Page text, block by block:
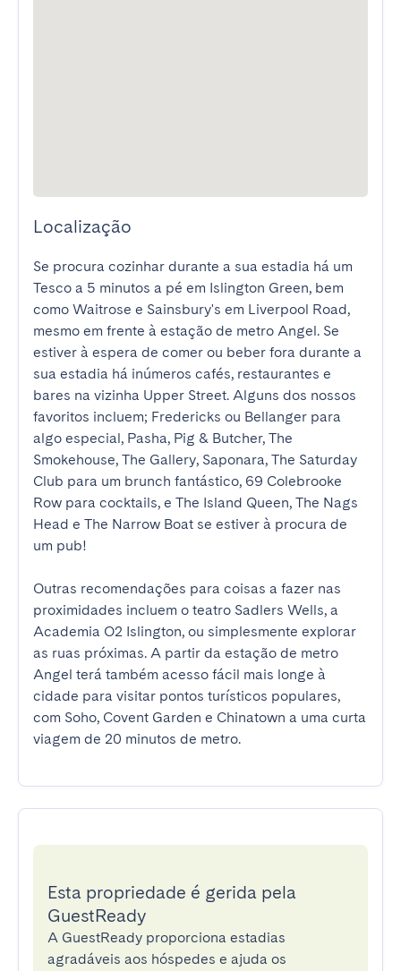
Localização
Se procura cozinhar durante a sua estadia há um
Tesco a 5 minutos a pé em Islington Green, bem
como Waitrose e Sainsbury's em Liverpool Road,
mesmo em frente à estação de metro Angel. Se
estiver à espera de comer ou beber fora durante a
sua estadia há inúmeros cafés, restaurantes e
bares na vizinha Upper Street. Alguns dos nossos
favoritos incluem; Fredericks ou Bellanger para
algo especial, Pasha, Pig & Butcher, The
Smokehouse, The Gallery, Saponara, The Saturday
Club para um brunch fantástico, 69 Colebrooke
Row para cocktails, e The Island Queen, The Nags
Head e The Narrow Boat se estiver à procura de
um pub!
Outras recomendações para coisas a fazer nas
proximidades incluem o teatro Sadlers Wells, a
Academia O2 Islington, ou simplesmente explorar
as ruas próximas. A partir da estação de metro
Angel terá também acesso fácil mais longe à
cidade para visitar pontos turísticos populares,
com Soho, Covent Garden e Chinatown a uma curta
viagem de 20 minutos de metro.
Esta propriedade é gerida pela
GuestReady
A GuestReady proporciona estadias
agradáveis aos hóspedes e ajuda os